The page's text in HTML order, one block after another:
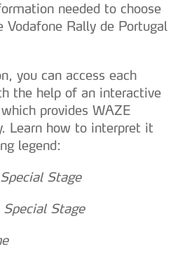
needed to choose
Rally de Portugal
you can access each
the help of an interactive
provides WAZE
Learn how to interpret it
legend:
Stage
Stage